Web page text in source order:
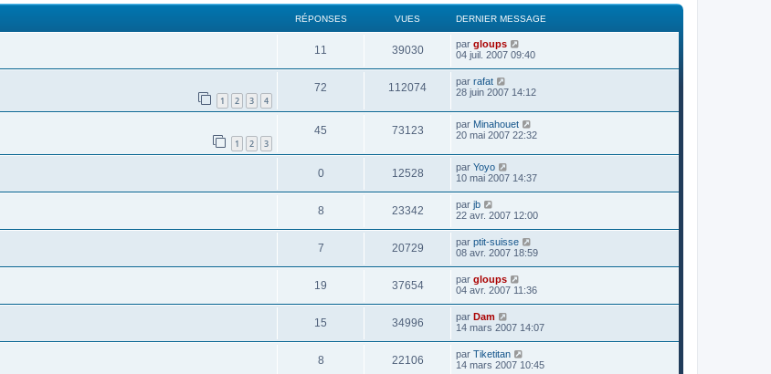
RÉPONSES VUES DERNIER MESSAGE
11 39030 par gloups
04 juil. 2007 09:40
1 2 3 4
72 112074 par rafat
28 juin 2007 14:12
1 2 3
45 73123 par Minahouet
20 mai 2007 22:32
0 12528 par Yoyo
10 mai 2007 14:37
8 23342 par jb
22 avr. 2007 12:00
7 20729 par ptit-suisse
08 avr. 2007 18:59
19 37654 par gloups
04 avr. 2007 11:36
15 34996 par Dam
14 mars 2007 14:07
8 22106 par Tiketitan
14 mars 2007 10:45